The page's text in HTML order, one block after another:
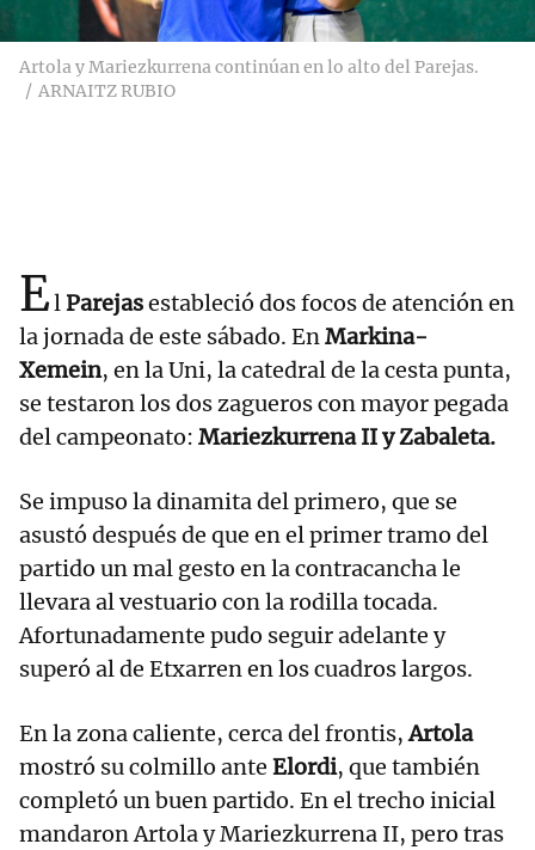
Artola y Mariezkurrena continúan en lo alto del Parejas.
ARNAITZ RUBIO
ElParejasestableció dos focos de atención en
la jornada de este sábado. EnMarkina-
Xemein, en la Uni, la catedral de la cesta punta,
se testaron los dos zagueros con mayor pegada
del campeonato: Mariezkurrena II y Zabaleta.
Se impuso la dinamita del primero, que se
asustó después de que en el primer tramo del
partido un mal gesto en la contracancha le
llevara al vestuario con la rodilla tocada.
Afortunadamente pudo seguir adelante y
superó al de Etxarren en los cuadros largos.
En la zona caliente, cerca del frontis,Artola
mostró su colmillo ante Elordi, que también
completó un buen partido. En el trecho inicial
mandaron Artola y Mariezkurrena II, pero tras